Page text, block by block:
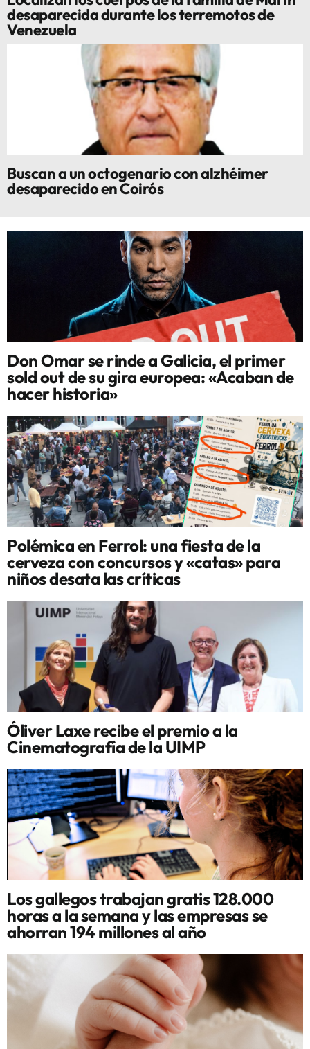
desaparecida durante los terremotos de
Venezuela
Buscan a un octogenario con alzhéimer
desaparecido en Coirós
Don Omar se rinde a Galicia, el primer
sold out de su gira europea: «Acaban de
hacer historia»
Polémica en Ferrol: una fiesta de la
cerveza con concursos y «catas» para
niños desata las críticas
Óliver Laxe recibe el premio a la
Cinematografía de la UIMP
Los gallegos trabajan gratis 128.000
horas a la semana y las empresas se
ahorran 194 millones al año